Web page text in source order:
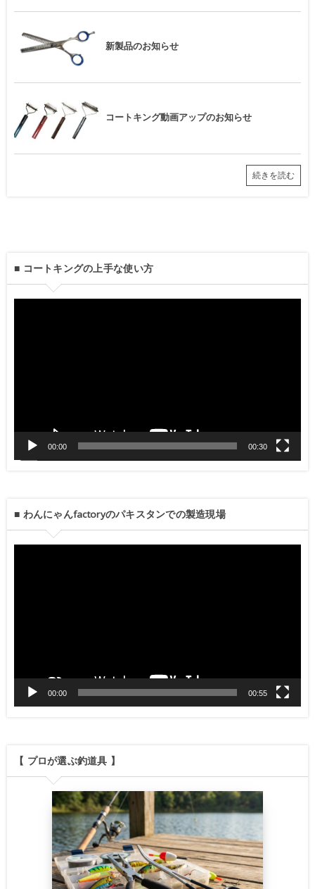
新製品のお知らせ
コートキング動画アップのお知らせ
続きを読む
■ コートキングの上手な使い方
ヤ
00:00 00:30
■ わんにゃんfactoryのパキスタンでの製造現場
ヤ
00:00 00:55
【 プロが選ぶ釣道具 】